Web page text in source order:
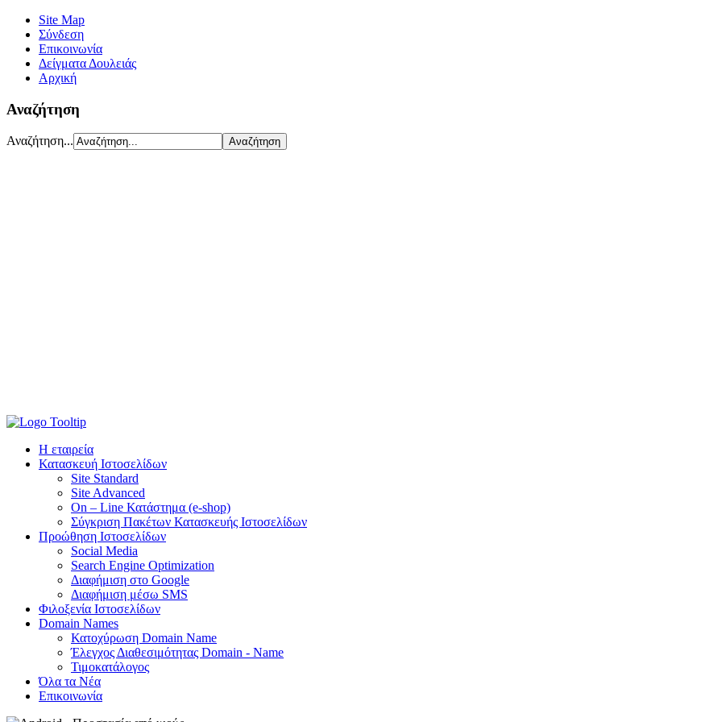
Site Map
Σύνδεση
Επικοινωνία
Δείγματα Δουλειάς
Αρχική
Αναζήτηση
Αναζήτηση...
Η εταιρεία
Κατασκευή Ιστοσελίδων
Site Standard
Site Advanced
On – Line Κατάστημα (e-shop)
Σύγκριση Πακέτων Κατασκευής Ιστοσελίδων
Προώθηση Ιστοσελίδων
Social Media
Search Engine Optimization
Διαφήμιση στο Google
Διαφήμιση μέσω SMS
Φιλοξενία Ιστοσελίδων
Domain Names
Κατοχύρωση Domain Name
Έλεγχος Διαθεσιμότητας Domain - Name
Τιμοκατάλογος
Όλα τα Νέα
Επικοινωνία